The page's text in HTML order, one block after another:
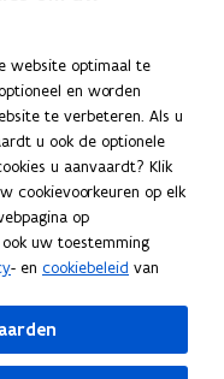
website optimaal te
en worden
te verbeteren. Als u
u ook de optionele
u aanvaardt? Klik
cookievoorkeuren op elk
op
uw toestemming
- en cookiebeleid van